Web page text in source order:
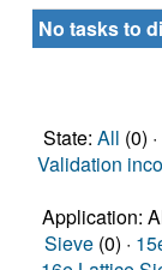
No tasks to
State: All (0) ·
Validation
Application:
Sieve (0) ·